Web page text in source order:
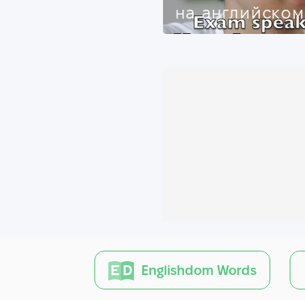
на английском
Englishdom Words